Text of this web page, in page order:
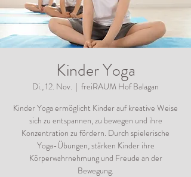
Kinder Yoga
Di., 12. Nov.
  |
freiRAUM Hof Balagan
Kinder Yoga ermöglicht Kinder auf kreative Weise
sich zu entspannen, zu bewegen und ihre
Konzentration zu fördern. Durch spielerische
Yoga-Übungen, stärken Kinder ihre
Körperwahrnehmung und Freude an der
Bewegung.